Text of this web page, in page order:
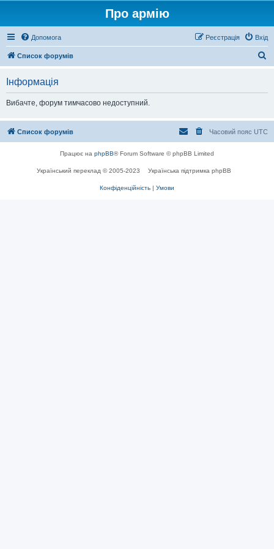
Про армію
Допомога Вхід
Реєстрація
Список форумів
Інформація
Вибачте, форум тимчасово недоступний.
Список форумів Часовий пояс UTC
Працює на phpBB® Forum Software © phpBB Limited
Український переклад © 2005-2023 Українська підтримка phpBB
Конфіденційність | Умови